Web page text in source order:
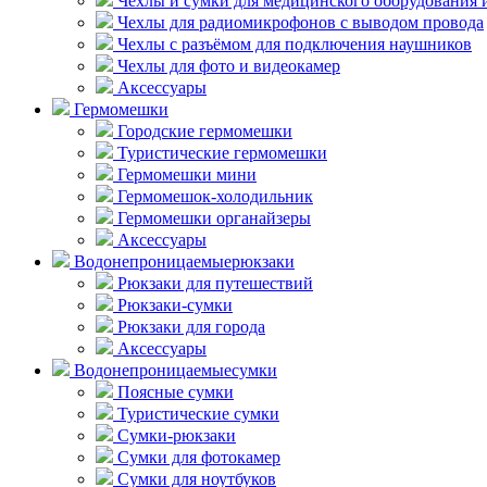
Чехлы для радиомикрофонов с выводом провода
Чехлы с разъёмом для подключения наушников
Чехлы для фото и видеокамер
Аксессуары
Гермомешки
Городские гермомешки
Туристические гермомешки
Гермомешки мини
Гермомешок-холодильник
Гермомешки органайзеры
Аксессуары
Водонепроницаемыерюкзаки
Рюкзаки для путешествий
Рюкзаки-сумки
Рюкзаки для города
Аксессуары
Водонепроницаемыесумки
Поясные сумки
Туристические сумки
Сумки-рюкзаки
Сумки для фотокамер
Сумки для ноутбуков